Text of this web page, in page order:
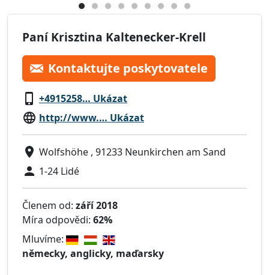
Paní Krisztina Kaltenecker-Krell
Kontaktujte poskytovatele
+4915258… Ukázat
http://www.… Ukázat
Wolfshöhe , 91233 Neunkirchen am Sand
1-24 Lidé
Členem od: září 2018
Míra odpovědi: 62%
Mluvíme:
německy, anglicky, maďarsky